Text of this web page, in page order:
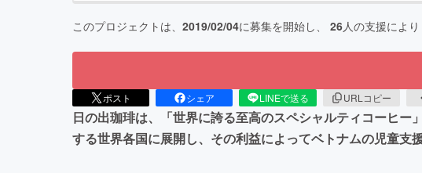
このプロジェクトは、 2019/02/04に募集を開始し、 26人の支援により
ポスト シェア LINEで送る URLコピー
日の出珈琲は、「世界に誇る至高のスペシャルティコーヒ
する世界各国に展開し、その利益によってベトナムの児童支